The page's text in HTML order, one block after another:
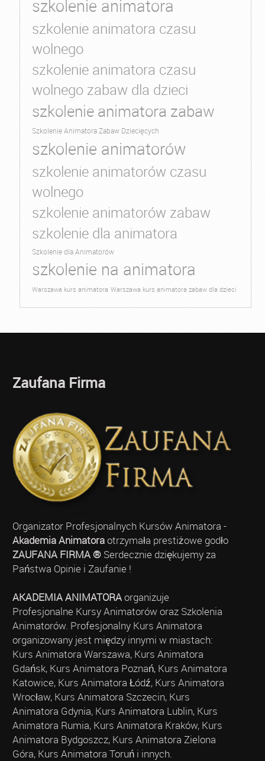
szkolenie animatora
szkolenie animatora czasu
wolnego
szkolenie animatora czasu
wolnego zabaw dla dzieci
szkolenie animatora zabaw
Szkolenie Animatora Zabaw Dziecięcych
szkolenie animatorów
szkolenie animatorów czasu
wolnego
szkolenie animatorów zabaw
szkolenie dla animatora
Szkolenie dla Animatorów
szkolenie na animatora
Warszawa kurs animatora Warszawa kurs animatora zabaw dla dzieci
Zaufana Firma
Organizator Profesjonalnych Kursów Animatora -
Akademia Animatoraotrzymała prestiżowe godło
ZAUFANA FIRMA ®Serdecznie dziękujemy za
Państwa Opinie i Zaufanie !
AKADEMIA ANIMATORAorganizuje
Profesjonalne Kursy Animatorów oraz Szkolenia
Animatorów. Profesjonalny Kurs Animatora
organizowany jest między innymi w miastach:
Kurs Animatora Warszawa, Kurs Animatora
Gdańsk, Kurs Animatora Poznań, Kurs Animatora
Katowice, Kurs Animatora Łódź, Kurs Animatora
Wrocław, Kurs Animatora Szczecin, Kurs
Animatora Gdynia, Kurs Animatora Lublin, Kurs
Animatora Rumia, Kurs Animatora Kraków, Kurs
Animatora Bydgoszcz, Kurs Animatora Zielona
Góra, Kurs Animatora Toruń i innych.